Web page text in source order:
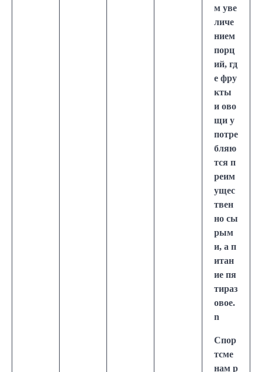
м уве
личе
нием
порц
ий, гд
е фру
кты
и ово
щи у
потре
бляю
тся п
реим
ущес
твен
но сы
рым
и, а п
итан
ие пя
тираз
овое.
n
Спор
тсме
нам р